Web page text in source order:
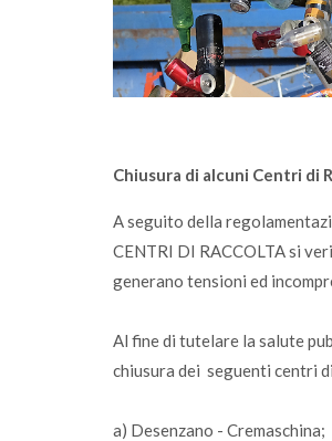
Chiusura di alcuni Centri di
A seguito della
CENTRI DI RACCOLTA si
generano tensioni ed
Al fine di tutelare la salute
chiusura dei seguenti centri
a) Desenzano - Cremaschina;